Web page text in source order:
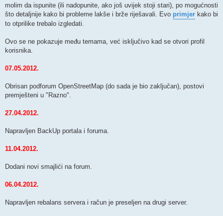
molim da ispunite (ili nadopunite, ako još uvijek stoji stari), po mogućnosti
što detaljnije kako bi probleme lakše i brže riješavali. Evo primjer kako bi
to otprilike trebalo izgledati.
Ovo se ne pokazuje među temama, već isključivo kad se otvori profil
korisnika.
07.05.2012.
Obrisan podforum OpenStreetMap (do sada je bio zaključan), postovi
premješteni u "Razno".
27.04.2012.
Napravljen BackUp portala i foruma.
11.04.2012.
Dodani novi smajlići na forum.
06.04.2012.
Napravljen rebalans servera i račun je preseljen na drugi server.